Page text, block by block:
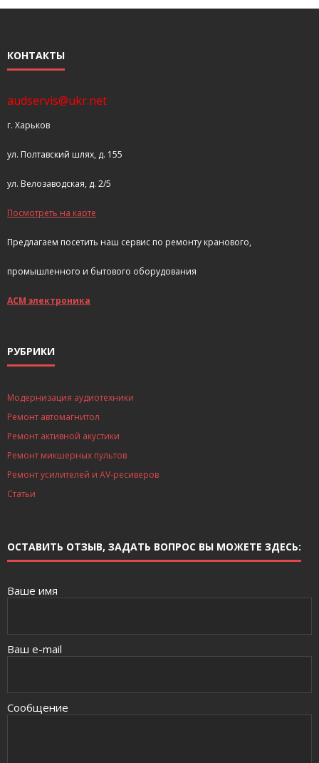
Cart (0Items)
КОНТАКТЫ
audservis@ukr.net
г. Харьков
ул. Полтавский шлях, д. 155
ул. Велозаводская, д. 2/5
Посмотреть на карте
Предлагаем посетить наш сервис по ремонту кранового,
промышленного и бытового оборудования
АСМ электроника
РУБРИКИ
Модернизация аудиотехники
Ремонт автомагнитол
Ремонт активной акустики
Ремонт микшерных пультов
Ремонт усилителей и AV-ресиверов
Статьи
ОСТАВИТЬ ОТЗЫВ, ЗАДАТЬ ВОПРОС ВЫ МОЖЕТЕ ЗДЕСЬ:
Ваше имя
Ваш e-mail
Сообщение